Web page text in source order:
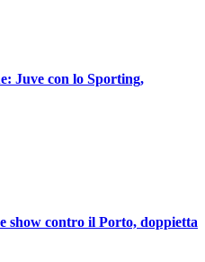
Juve con lo Sporting,
show contro il Porto, doppietta